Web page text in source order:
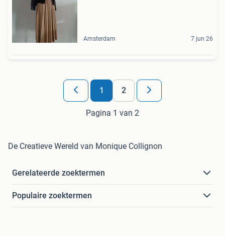
Amsterdam 7 jun 26
1 2
Pagina 1 van 2
De Creatieve Wereld van Monique Collignon
Gerelateerde zoektermen
Populaire zoektermen